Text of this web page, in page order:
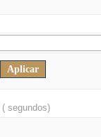
( segundos)